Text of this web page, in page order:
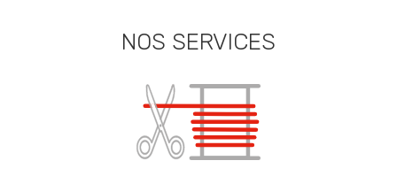
NOS SERVICES